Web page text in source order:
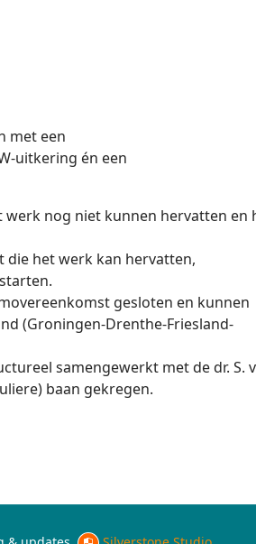
met een
uitkering én een
werk nog niet kunnen hervatten en
die het werk kan hervatten,
gesloten en kunnen
(Groningen-Drenthe-Friesland-
samengewerkt met de dr. S.
baan gekregen.